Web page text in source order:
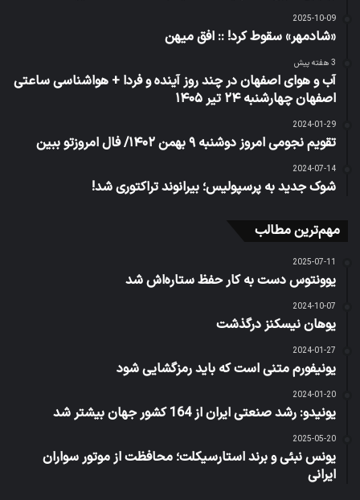
2025-10-09
«شادمهر» سقوط کرد! :: افق میهن
3 هفته پیش
آب و هوای اصفهان در چند روز آینده و فردا + هواشناسی ساعتی
اصفهان چهارشنبه ۲۴ تیر ۱۴۰۵
2024-01-29
تقویم نجومی امروز دوشنبه ۹ بهمن ۱۴۰۲/ فال امروزتو ببین
2024-07-14
شوک جدید به پرسپولیس؛ بیرانوند تراکتوری شد!
مهم‌ترین مطالب
2025-07-11
یوونتوس دست به کار حفظ ستاره‌اش شد
2024-10-07
یوهان نیسکنز درگذشت
2024-01-27
یونیفورم متنی است که باید رمزگشایی شود
2024-01-20
یونیدو: رشد صنعتی ایران از 164 کشور جهان بیشتر شد
2025-05-20
یونس نبئی و برند استارسیکلت؛ محافظت از موتور سواران
ایرانی